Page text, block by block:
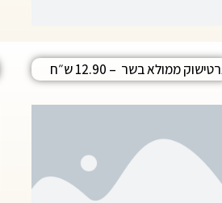
ממולא בשר – 12.90 ש״ח